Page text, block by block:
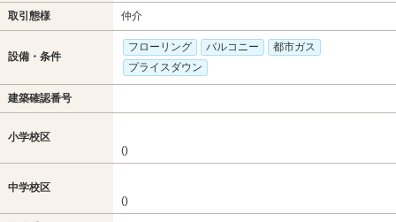
取引態様 仲介
設備・条件
フローリング バルコニー
都市ガス
プライスダウン
建築確認番号
小学校区
()
中学校区
()